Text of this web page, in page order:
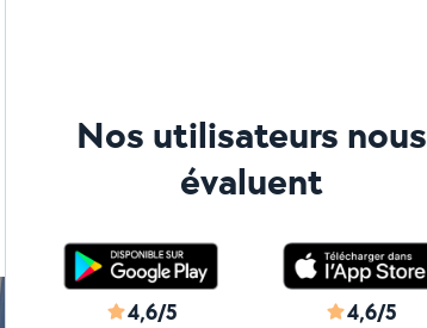
Nos utilisateurs nous
évaluent
4,6/5 4,6/5